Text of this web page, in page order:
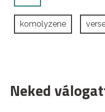
komolyzene
Neked